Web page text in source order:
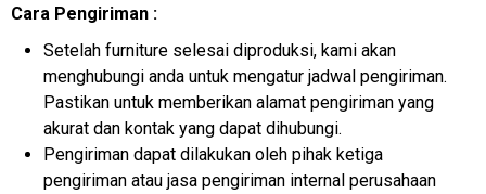
Cara Pengiriman :
Setelah furniture selesai diproduksi, kami akan
menghubungi anda untuk mengatur jadwal pengiriman.
Pastikan untuk memberikan alamat pengiriman yang
akurat dan kontak yang dapat dihubungi.
Pengiriman dapat dilakukan oleh pihak ketiga
pengiriman atau jasa pengiriman internal perusahaan